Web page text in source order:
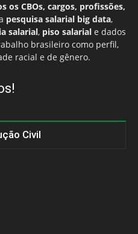
os CBOs, cargos, profissões,
pesquisa salarial big data,
salarial, piso salarial e dados
brasileiro como perfil,
racial e de gênero.
Civil